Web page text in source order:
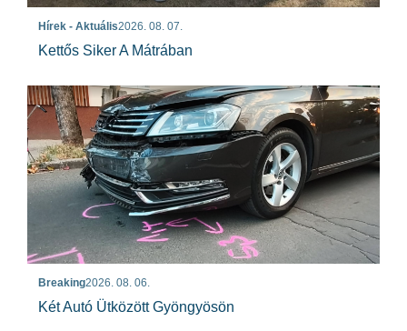
Hírek - Aktuális2026. 08. 07.
Kettős Siker A Mátrában
Breaking2026. 08. 06.
Két Autó Ütközött Gyöngyösön